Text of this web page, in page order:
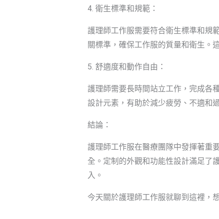
4. 衛生標準和規範：
護理師工作服需要符合衛生標準和規
關標準，確保工作服的質量和衛生。
5. 舒適度和動作自由：
護理師需要長時間站立工作，完成各
設計元素，有助於減少疲勞、不適和
結論：
護理師工作服在醫療團隊中發揮著重
全。定制的外觀和功能性設計滿足了
入。
今天關於護理師工作服就聊到這裡，